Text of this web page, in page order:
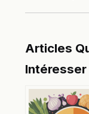
Articles
Intéresser